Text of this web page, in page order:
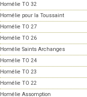
Homélie TO 32
Homélie pour la Toussaint
Homélie TO 27
Homélie TO 26
Homélie Saints Archanges
Homélie TO 24
Homélie TO 23
Homélie TO 22
Homélie Assomption